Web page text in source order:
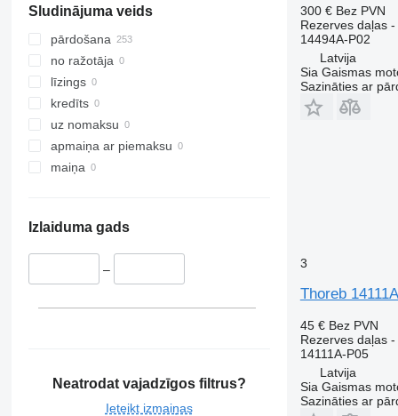
S-Class
SK
Sprinter
Tourino
Tourismo
Travego
Unimog
V-Class
Vito
Maxity
Megane
Messenger
Midliner
Midlum
Premium
Sandero
Scenic
Trafic
Twingo
G-series
L-series
N-series
S-series
SD
Terberg
V40
V60
VNL
XC
Sludinājuma veids
pārdošana
no ražotāja
līzings
kredīts
uz nomaksu
apmaiņa ar piemaksu
maiņa
Izlaiduma gads
–
Neatrodat vajadzīgos filtrus?
Ieteikt izmaiņas
300 € Bez PVN
Rezerves daļas
14494A-P02
Latvija
Sia Gaismas
Sazināties ar
3
Thoreb
45 € Bez PVN
Rezerves daļas
14111A-P05
Latvija
Sia Gaismas
Sazināties ar